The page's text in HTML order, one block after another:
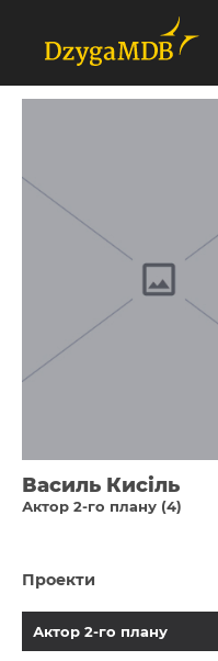
Василь Кисіль
Актор 2-го плану (4)
Проекти
Актор 2-го плану